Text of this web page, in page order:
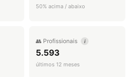
50% acima / abaixo
👥 Profissionais i
5.593
últimos 12 meses